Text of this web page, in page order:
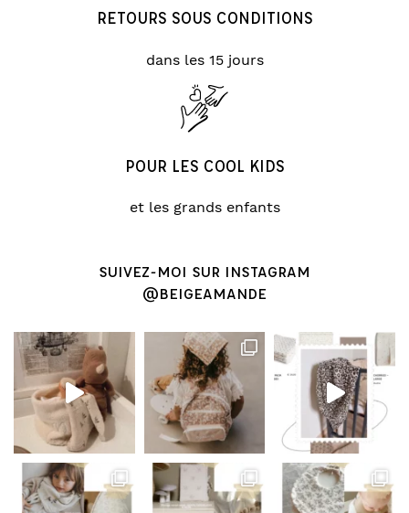
RETOURS SOUS CONDITIONS
dans les 15 jours
POUR LES COOL KIDS
et les grands enfants
SUIVEZ-MOI SUR INSTAGRAM
@BEIGEAMANDE